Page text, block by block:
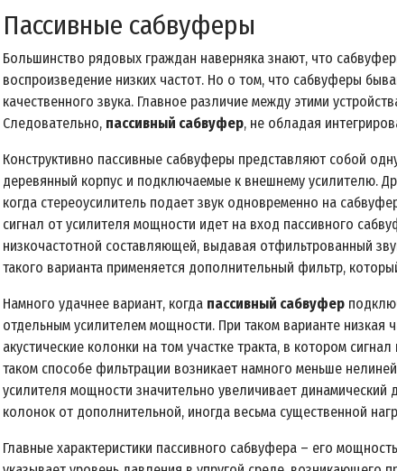
Пассивные сабвуферы
Большинство рядовых граждан наверняка знают, что
воспроизведение низких частот. Но о том, что сабвуферы
качественного звука. Главное различие между этими
Следовательно, пассивный сабвуфер, не обладая
Конструктивно пассивные сабвуферы представляют собой
деревянный корпус и подключаемые к внешнему усилителю.
когда стереоусилитель подает звук одновременно на
сигнал от усилителя мощности идет на вход пассивного
низкочастотной составляющей, выдавая отфильтрованный
такого варианта применяется дополнительный фильтр,
Намного удачнее вариант, когда пассивный сабвуфер
отдельным усилителем мощности. При таком варианте низкая
акустические колонки на том участке тракта, в котором
таком способе фильтрации возникает намного меньше
усилителя мощности значительно увеличивает
колонок от дополнительной, иногда весьма существенной
Главные характеристики пассивного сабвуфера – его